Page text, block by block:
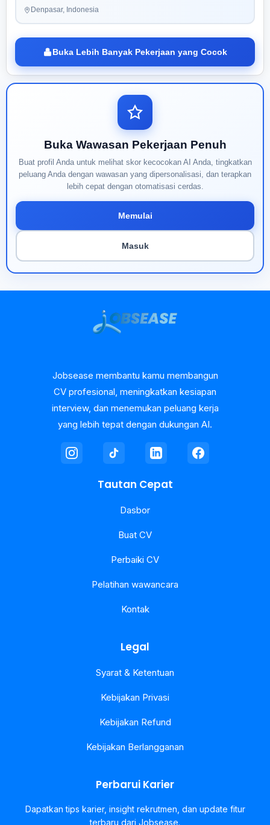
Denpasar, Indonesia
Buka Lebih Banyak Pekerjaan yang Cocok
Buka Wawasan Pekerjaan Penuh
Buat profil Anda untuk melihat skor kecocokan AI Anda, tingkatkan
peluang Anda dengan wawasan yang dipersonalisasi, dan terapkan
lebih cepat dengan otomatisasi cerdas.
Memulai
Masuk
Jobsease membantu kamu membangun
CV profesional, meningkatkan kesiapan
interview, dan menemukan peluang kerja
yang lebih tepat dengan dukungan AI.
Tautan Cepat
Dasbor
Buat CV
Perbaiki CV
Pelatihan wawancara
Kontak
Legal
Syarat & Ketentuan
Kebijakan Privasi
Kebijakan Refund
Kebijakan Berlangganan
Perbarui Karier
Dapatkan tips karier, insight rekrutmen, dan update fitur
terbaru dari Jobsease.